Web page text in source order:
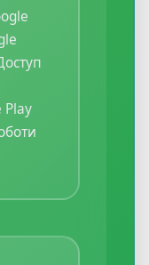
Play